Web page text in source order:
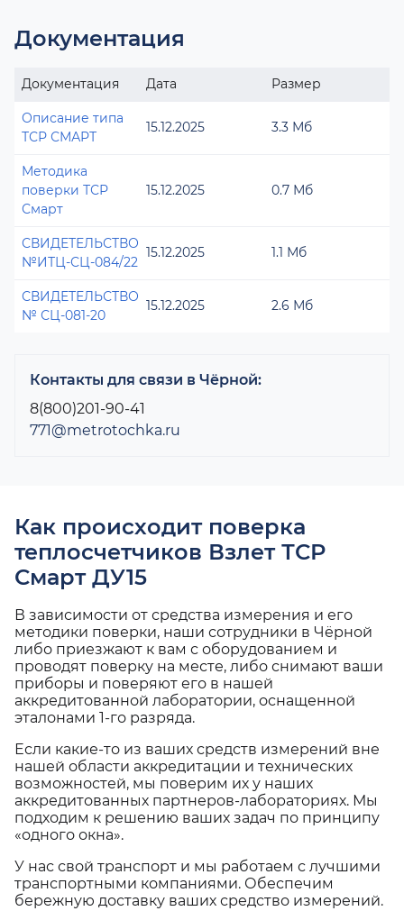
Документация
Документация Дата Размер
Описание типа
ТСР СМАРТ
15.12.2025 3.3 Мб
Методика
поверки ТСР
Смарт
15.12.2025 0.7 Мб
СВИДЕТЕЛЬСТВО
№ИТЦ-СЦ-084/22
15.12.2025 1.1 Мб
СВИДЕТЕЛЬСТВО
№ СЦ-081-20
15.12.2025 2.6 Мб
Контакты для связи в Чёрной:
8(800)201-90-41
771@metrotochka.ru
Как происходит поверка
теплосчетчиков Взлет ТСР
Смарт ДУ15
В зависимости от средства измерения и его
методики поверки, наши сотрудники в Чёрной
либо приезжают к вам с оборудованием и
проводят поверку на месте, либо снимают ваши
приборы и поверяют его в нашей
аккредитованной лаборатории, оснащенной
эталонами 1-го разряда.
Если какие-то из ваших средств измерений вне
нашей области аккредитации и технических
возможностей, мы поверим их у наших
аккредитованных партнеров-лабораториях. Мы
подходим к решению ваших задач по принципу
«одного окна».
У нас свой транспорт и мы работаем с лучшими
транспортными компаниями. Обеспечим
бережную доставку ваших средство измерений.